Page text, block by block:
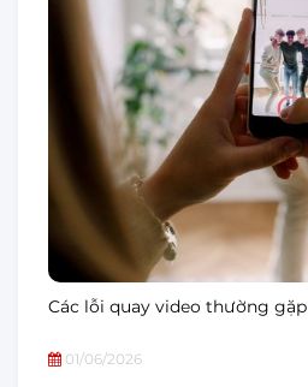
Các lỗi quay video thường gặp
01/06/2026